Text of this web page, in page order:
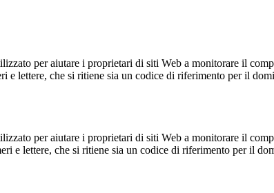
per aiutare i proprietari di siti Web a monitorare il
lettere, che si ritiene sia un codice di riferimento per il
per aiutare i proprietari di siti Web a monitorare il
e lettere, che si ritiene sia un codice di riferimento per il